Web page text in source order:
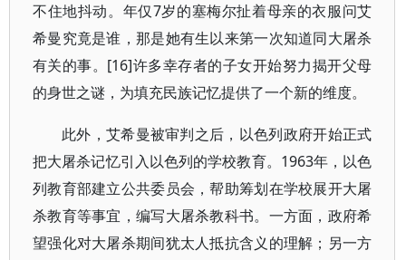
不住地抖动。年仅7岁的塞梅尔扯着母亲的衣服问艾
希曼究竟是谁，那是她有生以来第一次知道同大屠杀
有关的事。[16]许多幸存者的子女开始努力揭开父母
的身世之谜，为填充民族记忆提供了一个新的维度。
此外，艾希曼被审判之后，以色列政府开始正式
把大屠杀记忆引入以色列的学校教育。1963年，以色
列教育部建立公共委员会，帮助筹划在学校展开大屠
杀教育等事宜，编写大屠杀教科书。一方面，政府希
望强化对大屠杀期间犹太人抵抗含义的理解；另一方